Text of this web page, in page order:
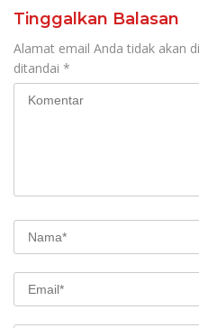
Tinggalkan Balasan
Alamat email Anda tidak akan
ditandai *